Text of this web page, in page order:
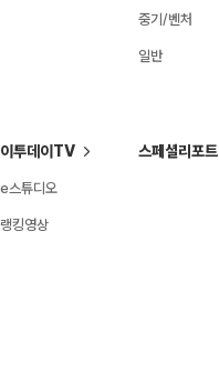
중기/벤처
일반
이투데이TV
e스튜디오
랭킹영상
스페셜리포트